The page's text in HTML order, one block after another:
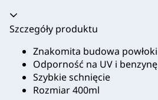
Akordeon zwinięty
Szczegóły produktu
Znakomita budowa powłoki
Odporność na UV i benzynę
Szybkie schnięcie
Rozmiar 400ml